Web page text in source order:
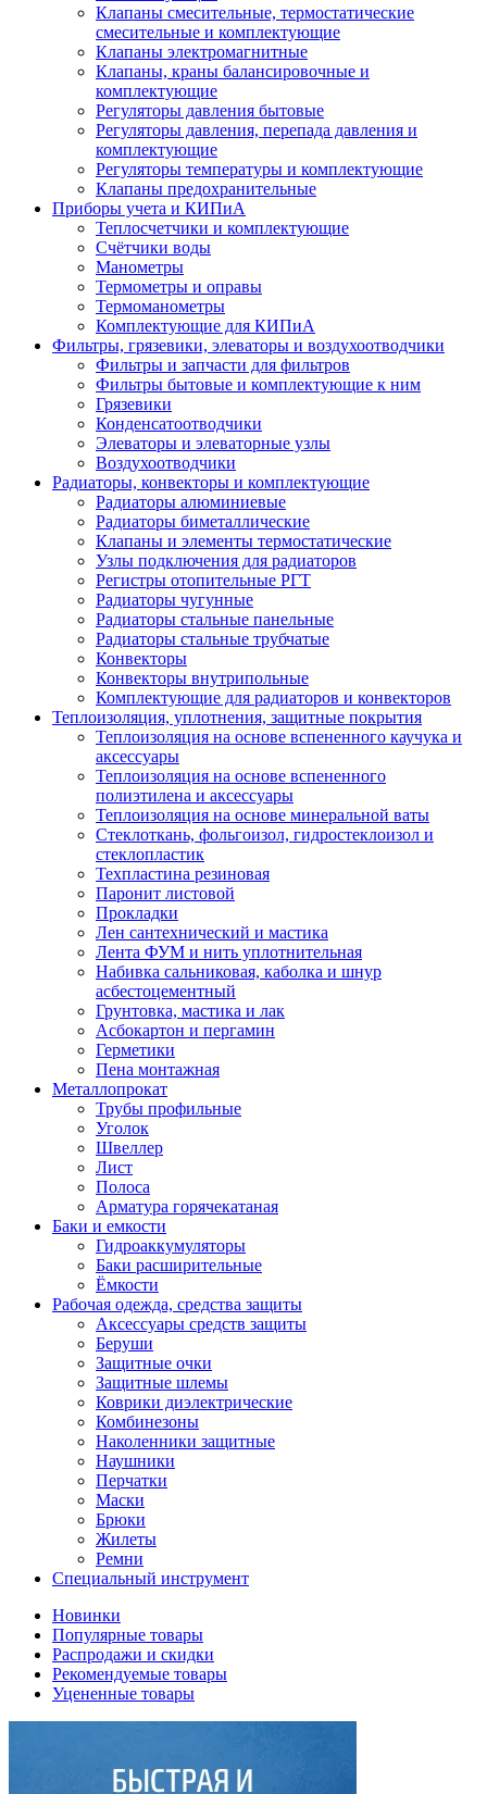
Клапаны смесительные, термостатические
смесительные и комплектующие
Клапаны электромагнитные
Клапаны, краны балансировочные и
комплектующие
Регуляторы давления бытовые
Регуляторы давления, перепада давления и
комплектующие
Регуляторы температуры и комплектующие
Клапаны предохранительные
Приборы учета и КИПиА
Теплосчетчики и комплектующие
Счётчики воды
Манометры
Термометры и оправы
Термоманометры
Комплектующие для КИПиА
Фильтры, грязевики, элеваторы и воздухоотводчики
Фильтры и запчасти для фильтров
Фильтры бытовые и комплектующие к ним
Грязевики
Конденсатоотводчики
Элеваторы и элеваторные узлы
Воздухоотводчики
Радиаторы, конвекторы и комплектующие
Радиаторы алюминиевые
Радиаторы биметаллические
Клапаны и элементы термостатические
Узлы подключения для радиаторов
Регистры отопительные РГТ
Радиаторы чугунные
Радиаторы стальные панельные
Радиаторы стальные трубчатые
Конвекторы
Конвекторы внутрипольные
Комплектующие для радиаторов и конвекторов
Теплоизоляция, уплотнения, защитные покрытия
Теплоизоляция на основе вспененного каучука и
аксессуары
Теплоизоляция на основе вспененного
полиэтилена и аксессуары
Теплоизоляция на основе минеральной ваты
Стеклоткань, фольгоизол, гидростеклоизол и
стеклопластик
Техпластина резиновая
Паронит листовой
Прокладки
Лен сантехнический и мастика
Лента ФУМ и нить уплотнительная
Набивка сальниковая, каболка и шнур
асбестоцементный
Грунтовка, мастика и лак
Асбокартон и пергамин
Герметики
Пена монтажная
Металлопрокат
Трубы профильные
Уголок
Швеллер
Лист
Полоса
Арматура горячекатаная
Баки и емкости
Гидроаккумуляторы
Баки расширительные
Ёмкости
Рабочая одежда, средства защиты
Аксессуары средств защиты
Беруши
Защитные очки
Защитные шлемы
Коврики диэлектрические
Комбинезоны
Наколенники защитные
Наушники
Перчатки
Маски
Брюки
Жилеты
Ремни
Специальный инструмент
Новинки
Популярные товары
Распродажи и скидки
Рекомендуемые товары
Уцененные товары